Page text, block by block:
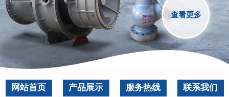
查看更多
网站首页 产品展示 服务热线 联系我们